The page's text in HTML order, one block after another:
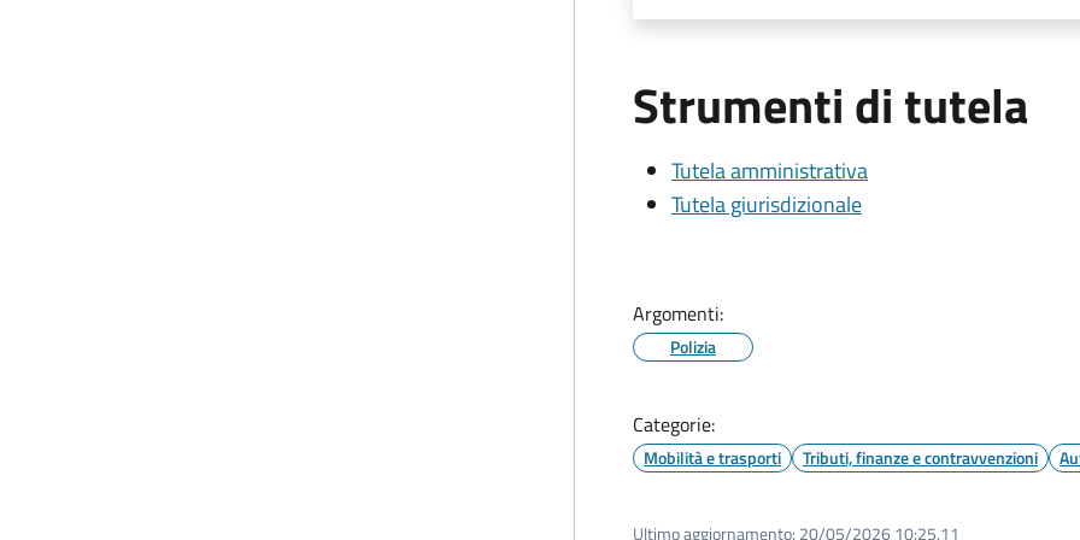
Strumenti di tutela
Tutela amministrativa
Tutela giurisdizionale
Argomenti:
Polizia
Categorie:
Mobilità e trasporti Tributi, finanze e contravvenzioni
Ultimo aggiornamento: 20/05/2026 10:25.11